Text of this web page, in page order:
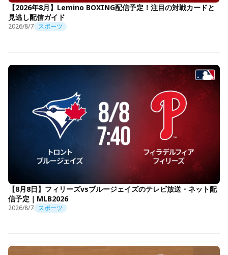
【2026年8月】Lemino BOXING配信予定！注目の対戦カードと
見逃し配信ガイド
2026/8/7 スポーツ
【8月8日】フィリーズvsブルージェイズのテレビ放送・ネット配
信予定｜MLB2026
2026/8/7 スポーツ